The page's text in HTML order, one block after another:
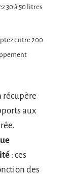
30 à 50 litres
entre 200
récupère
aux
: ces
des